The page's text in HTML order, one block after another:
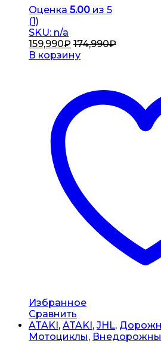
Оценка 5.00 из 5
(1)
SKU: n/a
159,990₽ 174,990₽
В корзину
Избранное
Сравнить
ATAKI, ATAKI, JHL,
Мотоциклы,